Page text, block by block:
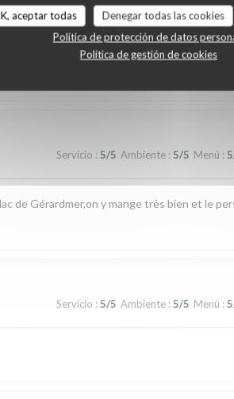
aceptar todas Denegar todas las cookies
Política de protección de datos
Política de gestión de cookies
Servicio : 5/5 Ambiente : 5/5 Menú : 5
de Gérardmer,on y mange très bien et le
Servicio : 5/5 Ambiente : 5/5 Menú : 5